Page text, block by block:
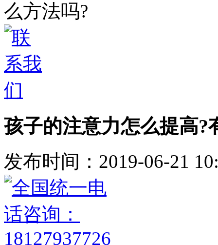
么方法吗?
孩子的注意力怎么提高?
发布时间：2019-06-21